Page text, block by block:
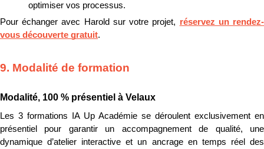
optimiser vos processus.
Pour échanger avec Harold sur votre projet, réservez un rendez-
vous découverte gratuit.
9. Modalité de formation
Modalité, 100 % présentiel à Velaux
Les 3 formations IA Up Académie se déroulent exclusivement en
présentiel pour garantir un accompagnement de qualité, une
dynamique d’atelier interactive et un ancrage en temps réel des